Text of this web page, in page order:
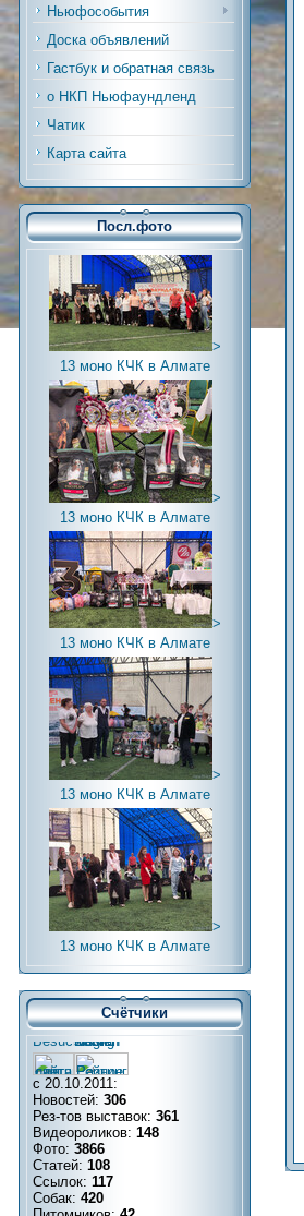
Ньюфособытия
Доска объявлений
Гастбук и обратная связь
о НКП Ньюфаундленд
Чатик
Карта сайта
Посл.фото
>
13 моно КЧК в Алмате
>
13 моно КЧК в Алмате
>
13 моно КЧК в Алмате
>
13 моно КЧК в Алмате
>
13 моно КЧК в Алмате
Счётчики
с 20.10.2011:
Новостей: 306
Рез-тов выставок: 361
Видеороликов: 148
Фото: 3866
Статей: 108
Ссылок: 117
Собак: 420